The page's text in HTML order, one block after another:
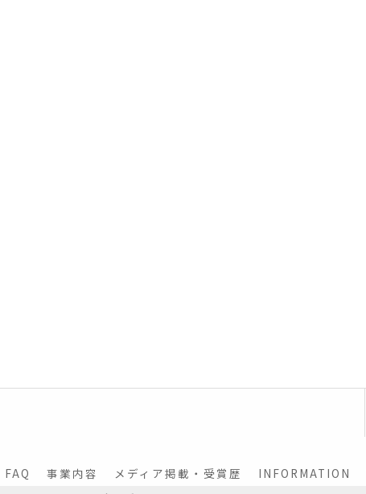
FAQ 事業内容 メディア掲載・受賞歴 INFORMATION